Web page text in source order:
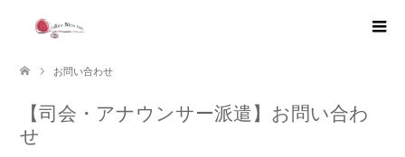
お問い合わせ
【司会・アナウンサー派遣】お問い合わ
せ